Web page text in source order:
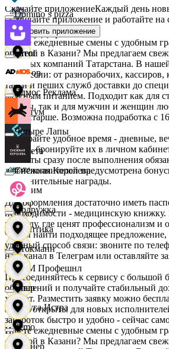
Абрау-Дюрсо
Авиор
Альтум
Аркета
Архим
Асептика
АСМ Профешнл
Белуга Истра
Вайнер
Domino`s pizza
Urent
Эдмос Реклама
Четыре Лапы
Снежная Королева
Подружка
Стокманн
Cпар
demo
Скачайте приложениеКаждый день
скачивайте приложение и работайте на
Установить приложение
Ищете ежедневные смены с удобным
оплатой в Казани? Мы предлагаем
крупных компаний Татарстана. В
профессии: от разнорабочих, кассиров,
такси и пеших служб доставки до
вкусным питанием. Подходит как для
работы, так и для мужчин и женщин
лет и старше. Возможна подработка с
Выбирайте удобное время - дневные,
смены, бронируйте их в личном
выплаты сразу после выполнения
для исполнителей предусмотрена
дополнительные награды.
Для оформления достаточно иметь
необходимости - медицинскую
команду, где ценят профессионализм и
Чтобы найти подходящее предложение,
удобный способ связи: звоните по
наш канал в Телеграм или оставляйте
Присоединяйтесь к сервису с большой
объявлений и получайте стабильный
хлопот. Разместить заявку можно
всегда открыты для новых
заработок быстро и удобно - сейчас
Ищете ежедневные смены с удобным
оплатой в Казани? Мы предлагаем